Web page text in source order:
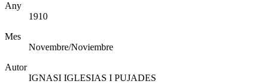
Any
1910
Mes
Novembre/Noviembre
Autor
IGNASI IGLESIAS I PUJADES